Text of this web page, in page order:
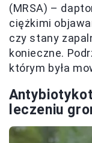
(MRSA) –
ciężkimi
czy stany
konieczne.
którym była
leczeniu